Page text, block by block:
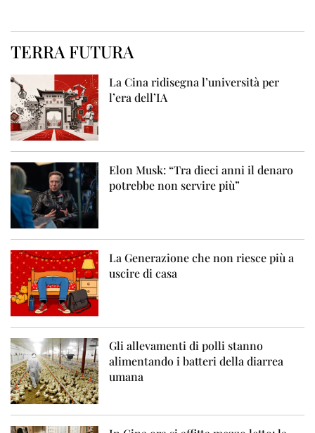
TERRA FUTURA
La Cina ridisegna l’università per
l’era dell’IA
Elon Musk: “Tra dieci anni il denaro
potrebbe non servire più”
La Generazione che non riesce più a
uscire di casa
Gli allevamenti di polli stanno
alimentando i batteri della diarrea
umana